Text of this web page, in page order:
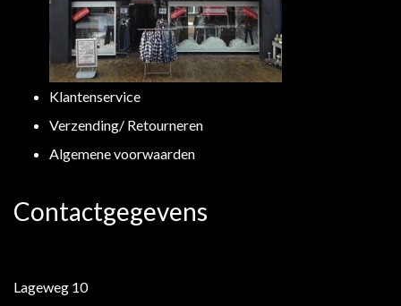
Klantenservice
Verzending/ Retourneren
Algemene voorwaarden
Contactgegevens
Lageweg 10